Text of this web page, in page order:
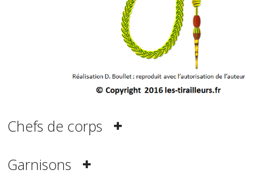
Chefs de corps
Garnisons